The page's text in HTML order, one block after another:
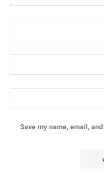
Save my name, email,